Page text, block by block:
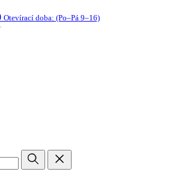
Otevírací doba: (Po–Pá 9–16)